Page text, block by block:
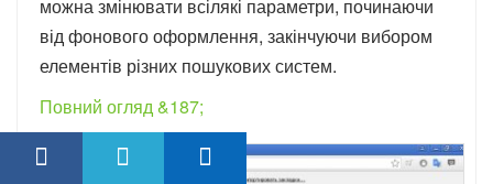
можна змінювати всілякі параметри, починаючи
від фонового оформлення, закінчуючи вибором
елементів різних пошукових систем.
Повний огляд &187;